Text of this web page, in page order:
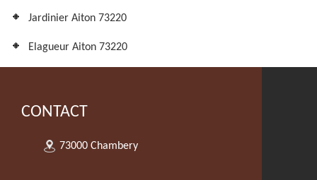
Jardinier Aiton 73220
Elagueur Aiton 73220
CONTACT
73000 Chambery